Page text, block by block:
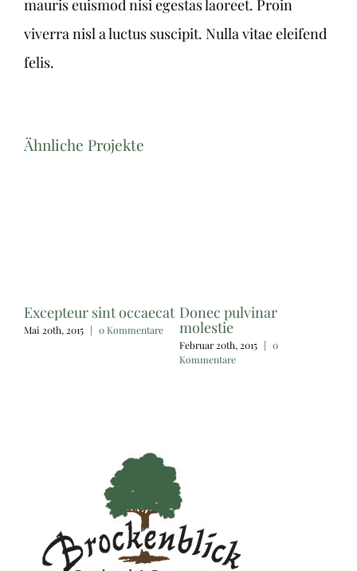
mauris euismod nisi egestas laoreet. Proin
viverra nisl a luctus suscipit. Nulla vitae eleifend
felis.
Ähnliche Projekte
Excepteur sint occaecat
Mai 20th, 2015 | 0 Kommentare
Donec pulvinar
molestie
Februar 20th, 2015 | 0
Kommentare